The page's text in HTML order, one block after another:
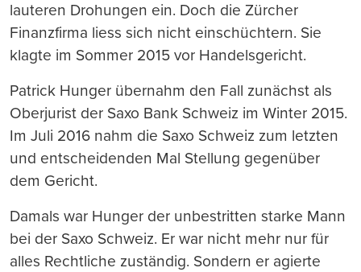
lauteren Drohungen ein. Doch die Zürcher
Finanzfirma liess sich nicht einschüchtern. Sie
klagte im Sommer 2015 vor Handelsgericht.
Patrick Hunger übernahm den Fall zunächst als
Oberjurist der Saxo Bank Schweiz im Winter 2015.
Im Juli 2016 nahm die Saxo Schweiz zum letzten
und entscheidenden Mal Stellung gegenüber
dem Gericht.
Damals war Hunger der unbestritten starke Mann
bei der Saxo Schweiz. Er war nicht mehr nur für
alles Rechtliche zuständig. Sondern er agierte